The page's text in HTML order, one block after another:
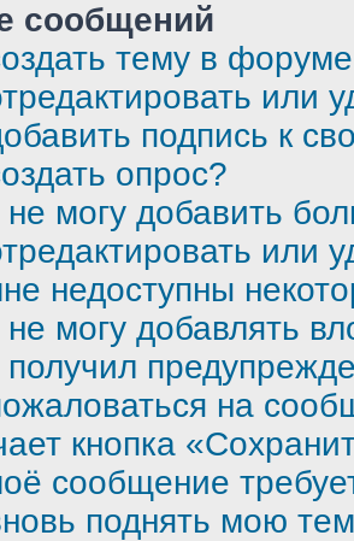
сообщений
тему в
или
подпись к
опрос?
могу добавить
или
недоступны
могу добавлять
на
кнопка
сообщение
поднять мою